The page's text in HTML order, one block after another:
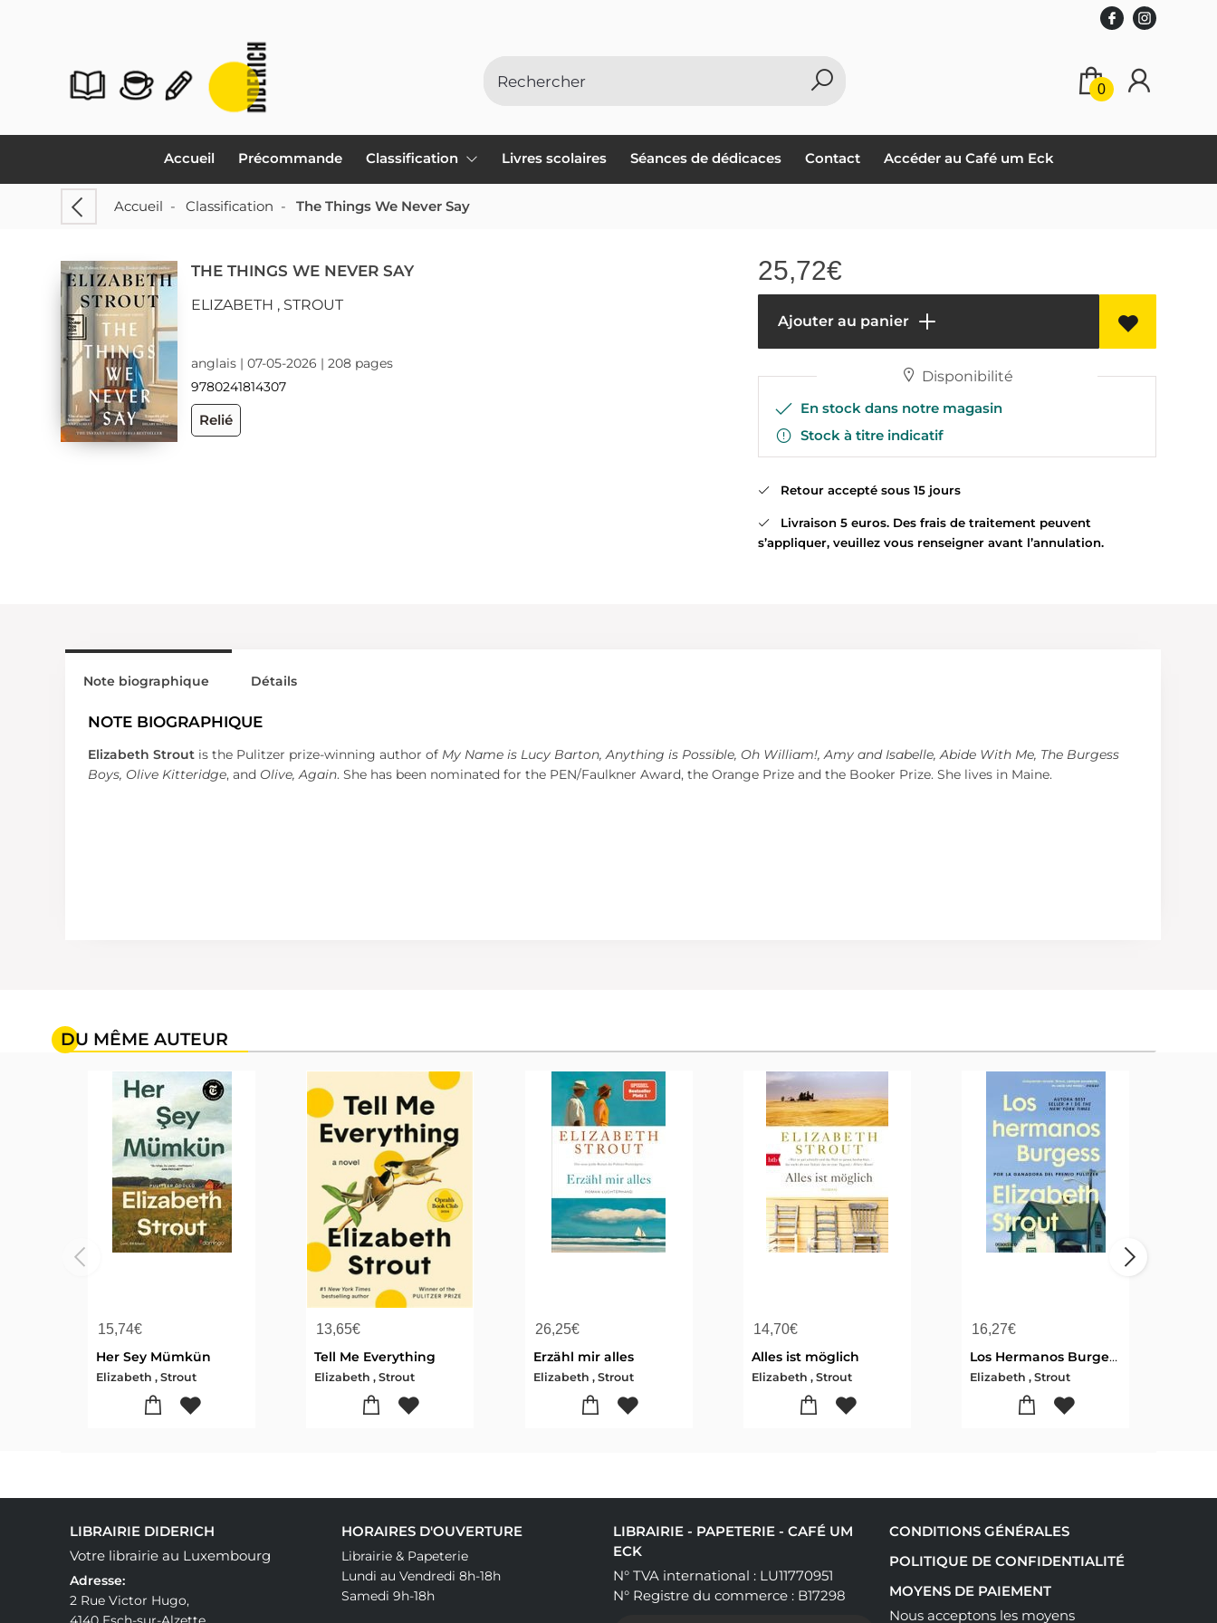
0
Accueil Précommande Classification Livres scolaires Séances de dédicaces Contact Accéder au Café um Eck
Accueil - Classification - The Things We Never Say
THE THINGS WE NEVER SAY
ELIZABETH , STROUT
anglais | 07-05-2026 | 208 pages
9780241814307
Relié
25,72€
Ajouter au panier
Disponibilité
En stock dans notre magasin
Stock à titre indicatif
Retour accepté sous 15 jours
Livraison 5 euros. Des frais de traitement peuvent
s’appliquer, veuillez vous renseigner avant l’annulation.
Note biographique
NOTE BIOGRAPHIQUE
Elizabeth Strout is the Pulitzer prize-winning author of My Name is Lucy Barton, Anything is Possible, Oh William!, Amy and Isabelle, Abide With Me, The Burgess
Boys, Olive Kitteridge, and Olive, Again. She has been nominated for the PEN/Faulkner Award, the Orange Prize and the Booker Prize. She lives in Maine.
Détails
DU MÊME AUTEUR
15,74€
Her Sey Mümkün
Elizabeth , Strout
13,65€
Tell Me Everything
Elizabeth , Strout
26,25€
Erzähl mir alles
Elizabeth , Strout
14,70€
Alles ist möglich
Elizabeth , Strout
16,27€
Los Hermanos Burgess / The Burgess Boys
Elizabeth , Strout
LIBRAIRIE DIDERICH
Votre librairie au Luxembourg
Adresse:
2 Rue Victor Hugo,
HORAIRES D'OUVERTURE
Librairie & Papeterie
Lundi au Vendredi 8h-18h
Samedi 9h-18h
LIBRAIRIE - PAPETERIE - CAFÉ UM
ECK
N° TVA international : LU11770951
N° Registre du commerce : B17298
CONDITIONS GÉNÉRALES
POLITIQUE DE CONFIDENTIALITÉ
MOYENS DE PAIEMENT
Nous acceptons les moyens